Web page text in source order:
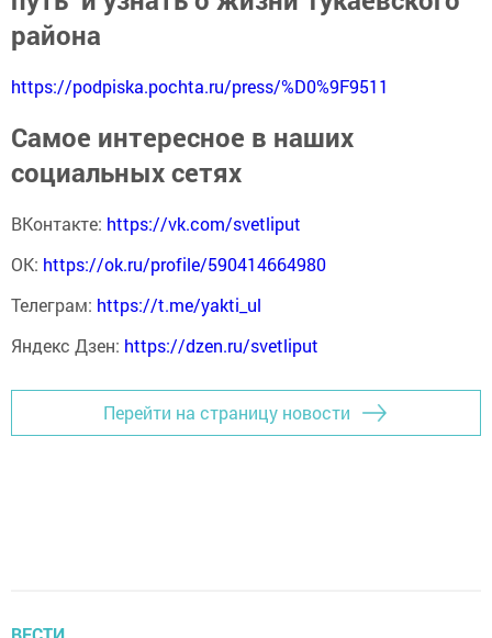
района
https://podpiska.pochta.ru/press/%D0%9F9511
Самое интересное в наших
социальных сетях
ВКонтакте: https://vk.com/svetliput
ОК: https://ok.ru/profile/590414664980
Телеграм: https://t.me/yakti_ul
Яндекс Дзен: https://dzen.ru/svetliput
Перейти на страницу новости